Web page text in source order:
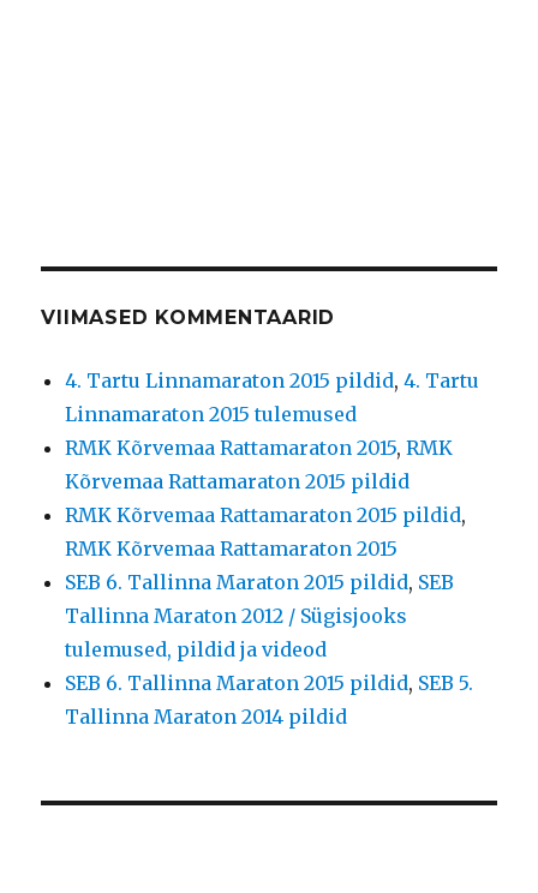
VIIMASED KOMMENTAARID
4. Tartu Linnamaraton 2015 pildid,4. Tartu
Linnamaraton 2015 tulemused
RMK Kõrvemaa Rattamaraton 2015,RMK
Kõrvemaa Rattamaraton 2015 pildid
RMK Kõrvemaa Rattamaraton 2015 pildid,
RMK Kõrvemaa Rattamaraton 2015
SEB 6. Tallinna Maraton 2015 pildid, SEB
Tallinna Maraton 2012 / Sügisjooks
tulemused, pildid ja videod
SEB 6. Tallinna Maraton 2015 pildid, SEB 5.
Tallinna Maraton 2014 pildid